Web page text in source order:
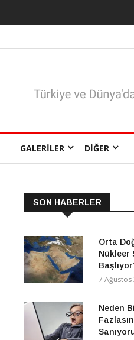
GALERILER DIĞER
SON HABERLER
Orta
Nükleer
7 Ağustos
Neden